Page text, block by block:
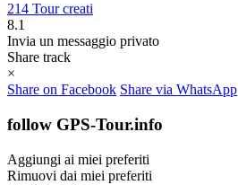
214 Tour creati
8.1
Invia un messaggio privato
Share track
×
Share on Facebook Share via WhatsApp
follow GPS-Tour.info
Aggiungi ai miei preferiti
Rimuovi dai miei preferiti